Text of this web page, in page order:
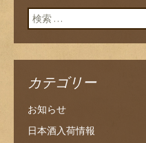
検索:
カテゴリー
お知らせ
日本酒入荷情報